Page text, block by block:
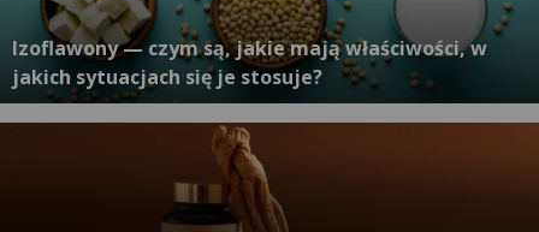
Izoflawony — czym są, jakie mają właściwości, w
jakich sytuacjach się je stosuje?